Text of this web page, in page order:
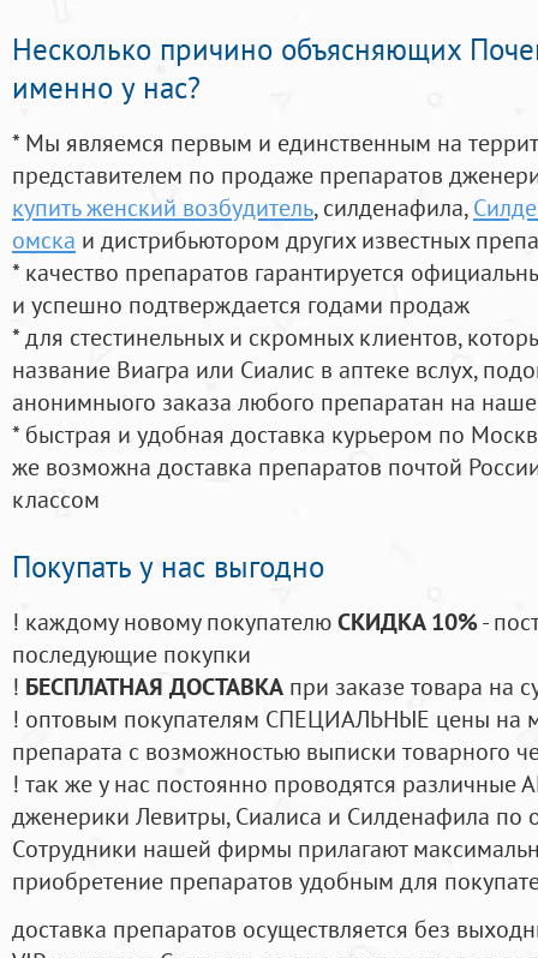
Несколько причино объясняющих
именно у нас?
* Мы являемся первым и единственным на
представителем по продаже препаратов
купить женский возбудитель, силденафила,
омска и дистрибьютором других известных
* качество препаратов гарантируется
и успешно подтверждается годами продаж
* для стестинельных и скромных клиентов,
название Виагра или Сиалис в аптеке вслух,
анонимныого заказа любого препаратан на
* быстрая и удобная доставка курьером по
же возможна доставка препаратов почтой
классом
Покупать у нас выгодно
! каждому новому покупателюСКИДКА 10%-
последующие покупки
! БЕСПЛАТНАЯ ДОСТАВКА при заказе товара на
! оптовым покупателям СПЕЦИАЛЬНЫЕ цены на
препарата с возможностью выписки товарного
! так же у нас постоянно проводятся
дженерики Левитры, Сиалиса и Силденафила по
Cотрудники нашей фирмы прилагают
приобретение препаратов удобным для
доставка препаратов осуществляется без